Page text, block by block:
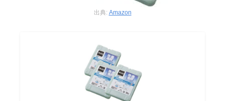
出典: Amazon